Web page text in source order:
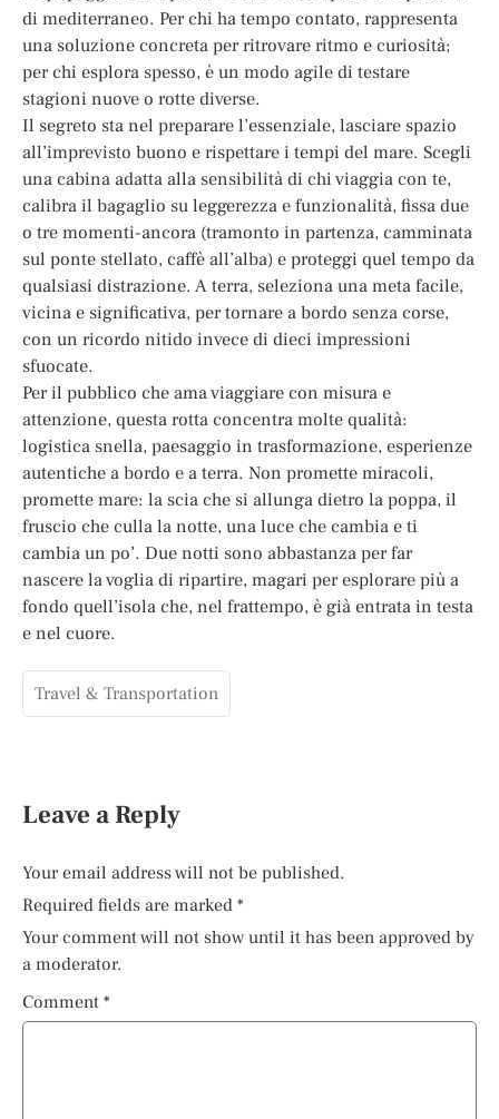
di mediterraneo. Per chi ha tempo contato, rappresenta
una soluzione concreta per ritrovare ritmo e curiosità;
per chi esplora spesso, è un modo agile di testare
stagioni nuove o rotte diverse.
Il segreto sta nel preparare l’essenziale, lasciare spazio
all’imprevisto buono e rispettare i tempi del mare. Scegli
una cabina adatta alla sensibilità di chi viaggia con te,
calibra il bagaglio su leggerezza e funzionalità, fissa due
o tre momenti-ancora (tramonto in partenza, camminata
sul ponte stellato, caffè all’alba) e proteggi quel tempo da
qualsiasi distrazione. A terra, seleziona una meta facile,
vicina e significativa, per tornare a bordo senza corse,
con un ricordo nitido invece di dieci impressioni
sfuocate.
Per il pubblico che ama viaggiare con misura e
attenzione, questa rotta concentra molte qualità:
logistica snella, paesaggio in trasformazione, esperienze
autentiche a bordo e a terra. Non promette miracoli,
promette mare: la scia che si allunga dietro la poppa, il
fruscio che culla la notte, una luce che cambia e ti
cambia un po’. Due notti sono abbastanza per far
nascere la voglia di ripartire, magari per esplorare più a
fondo quell’isola che, nel frattempo, è già entrata in testa
e nel cuore.
Travel & Transportation
Leave a Reply
Your email address will not be published.
Required fields are marked *
Your comment will not show until it has been approved by
a moderator.
Comment *